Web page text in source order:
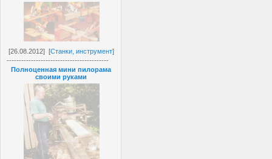
[26.08.2012] [Станки, инструмент]
------------------------------------------
Полноценная мини пилорама
своими руками